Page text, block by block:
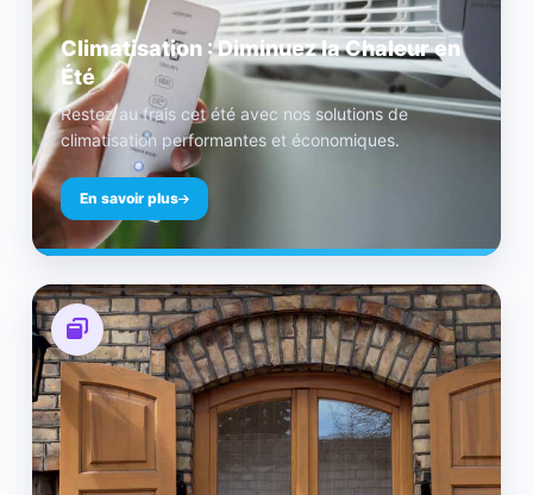
Climatisation : Diminuez la Chaleur en
Été
Restez au frais cet été avec nos solutions de
climatisation performantes et économiques.
En savoir plus